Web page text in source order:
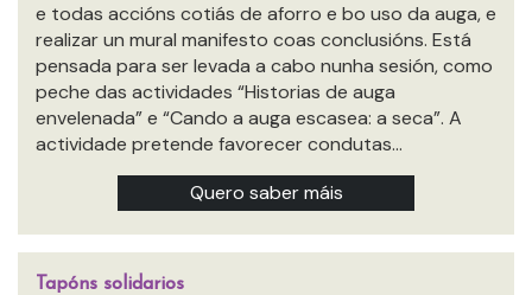
e todas accións cotiás de aforro e bo uso da auga, e
realizar un mural manifesto coas conclusións. Está
pensada para ser levada a cabo nunha sesión, como
peche das actividades “Historias de auga
envelenada” e “Cando a auga escasea: a seca”. A
actividade pretende favorecer condutas…
Quero saber máis
Tapóns solidarios